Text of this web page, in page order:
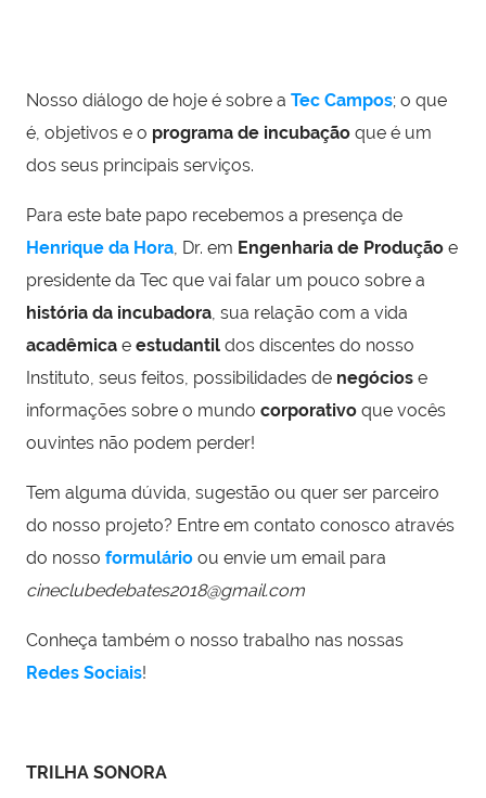
Nosso diálogo de hoje é sobre a Tec Campos; o que
é, objetivos e o programa de incubação que é um
dos seus principais serviços.
Para este bate papo recebemos a presença de
Henrique da Hora, Dr. em Engenharia de Produção e
presidente da Tec que vai falar um pouco sobre a
história da incubadora, sua relação com a vida
acadêmica e estudantil dos discentes do nosso
Instituto, seus feitos, possibilidades de negócios e
informações sobre o mundo corporativo que vocês
ouvintes não podem perder!
Tem alguma dúvida, sugestão ou quer ser parceiro
do nosso projeto? Entre em contato conosco através
do nosso formulário ou envie um email para
cineclubedebates2018@gmail.com
Conheça também o nosso trabalho nas nossas
Redes Sociais!
TRILHA SONORA